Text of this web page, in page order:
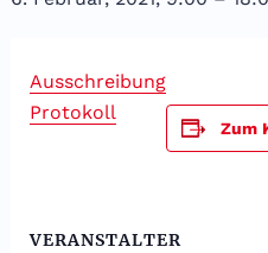
Ausschreibung
Protokoll
Zum
VERANSTALTER